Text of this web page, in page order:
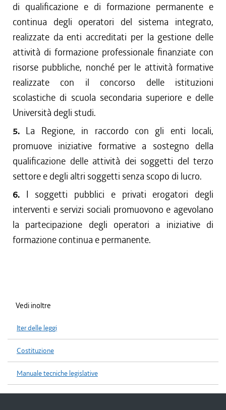
di qualificazione e di formazione permanente e
continua degli operatori del sistema integrato,
realizzate da enti accreditati per la gestione delle
attività di formazione professionale finanziate con
risorse pubbliche, nonché per le attività formative
realizzate con il concorso delle istituzioni
scolastiche di scuola secondaria superiore e delle
Università degli studi.
5. La Regione, in raccordo con gli enti locali,
promuove iniziative formative a sostegno della
qualificazione delle attività dei soggetti del terzo
settore e degli altri soggetti senza scopo di lucro.
6. I soggetti pubblici e privati erogatori degli
interventi e servizi sociali promuovono e agevolano
la partecipazione degli operatori a iniziative di
formazione continua e permanente.
Vedi inoltre
Iter delle leggi
Costituzione
Manuale tecniche legislative